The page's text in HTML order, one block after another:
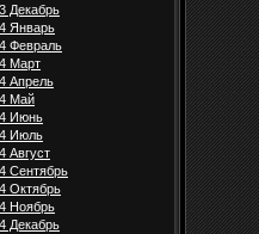
Декабрь
Январь
Февраль
Март
Апрель
Май
Июнь
Июль
Август
Сентябрь
Октябрь
Ноябрь
Декабрь